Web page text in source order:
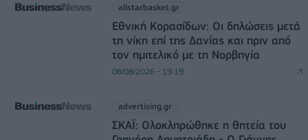
allstarbasket.gr
Εθνική Κορασίδων: Οι δηλώσεις μετά
τη νίκη επί της Δανίας και πριν από
τον ημιτελικό με τη Νορβηγία
08/08/2026 - 19:19
advertising.gr
ΣΚΑΪ: Ολοκληρώθηκε η θητεία του